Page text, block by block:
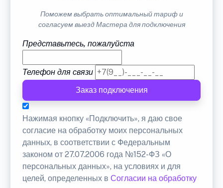
Поможем выбрать оптимальный тариф и
согласуем выезд Мастера для подключения
Представьтесь, пожалуйста
Телефон для связи
Заказ подключения
Нажимая кнопку «Подключить», я даю свое
согласие на обработку моих персональных
данных, в соответствии с Федеральным
законом от 27.07.2006 года №152-ФЗ «О
персональных данных», на условиях и для
целей, определенных в Согласии на обработку